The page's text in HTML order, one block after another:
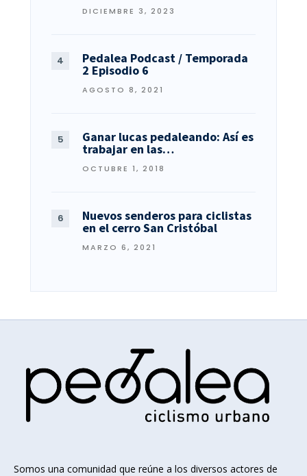
DICIEMBRE 3, 2023
Pedalea Podcast / Temporada
2 Episodio 6
AGOSTO 8, 2021
Ganar lucas pedaleando: Así es
trabajar en las…
OCTUBRE 1, 2018
Nuevos senderos para ciclistas
en el cerro San Cristóbal
MARZO 6, 2021
Somos una comunidad que reúne a los diversos actores de